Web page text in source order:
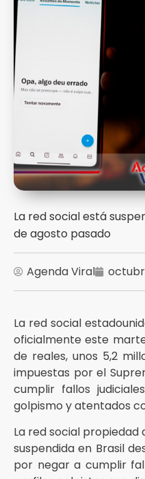
La red social está
de agosto pasado
Agenda Viral
La red social
oficialmente este
de reales, unos 5,2
impuestas por el
cumplir fallos
golpismo y atentados
La red social propiedad
suspendida en Brasil
por negar a cumplir